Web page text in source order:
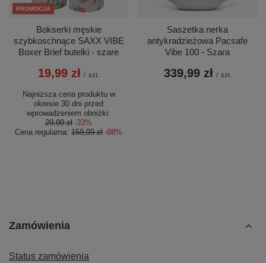
PROMOCJA
Bokserki męskie
szybkoschnące SAXX VIBE
Boxer Brief butelki - szare
19,99 zł / szt.
Najniższa cena produktu w
okresie 30 dni przed
wprowadzeniem obniżki:
29,99 zł -33%
Cena regularna: 159,99 zł -88%
Saszetka nerka
antykradzieżowa Pacsafe
Vibe 100 - Szara
339,99 zł / szt.
Zamówienia
Status zamówienia